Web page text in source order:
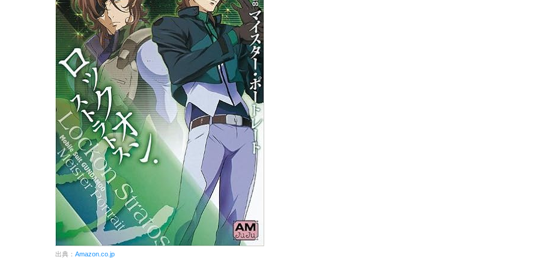
出典： Amazon.co.jp